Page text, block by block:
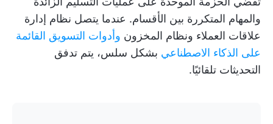
والمهام المتكررة بين الأقسام. عندما يتصل نظام إدارة
علاقات العملاء ونظام المخزون وأدوات التسويق القائمة
على الذكاء الاصطناعي بشكل سلس، يتم تدفق
التحديثات تلقائيًا.